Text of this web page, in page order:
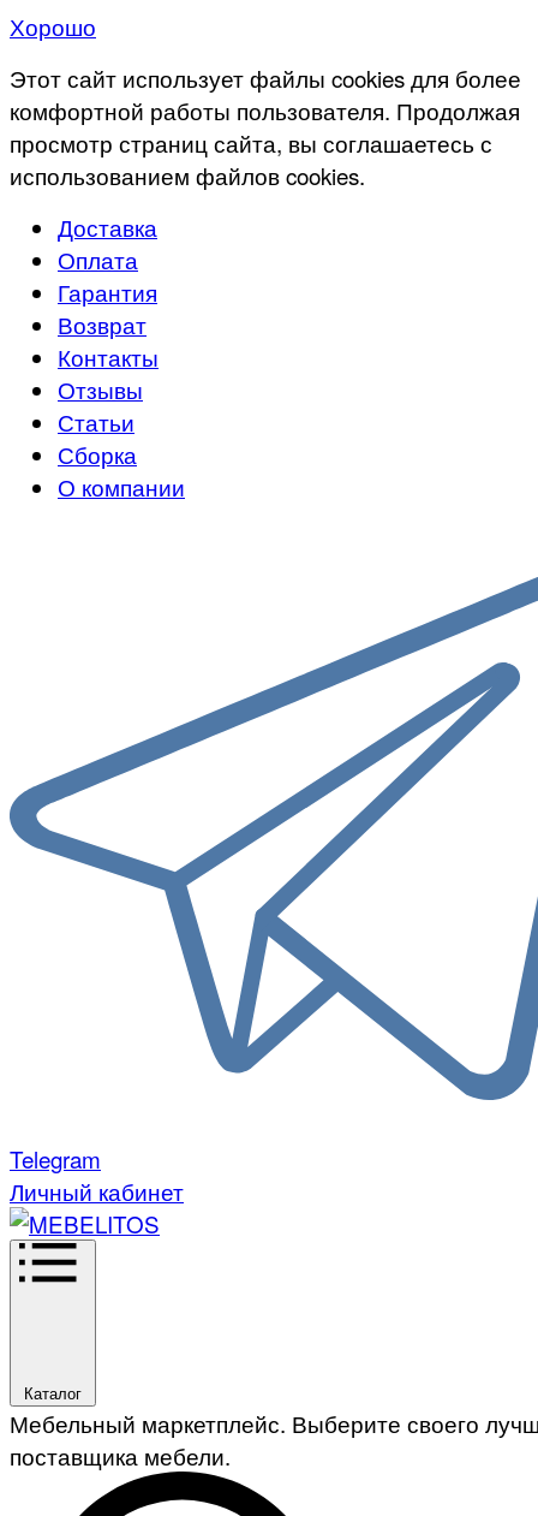
Хорошо
Этот сайт использует файлы cookies для более
комфортной работы пользователя. Продолжая
просмотр страниц сайта, вы соглашаетесь с
использованием файлов cookies.
Доставка
Оплата
Гарантия
Возврат
Контакты
Отзывы
Статьи
Сборка
О компании
Telegram
Личный кабинет
Каталог
Мебельный маркетплейс. Выберите своего
поставщика мебели.